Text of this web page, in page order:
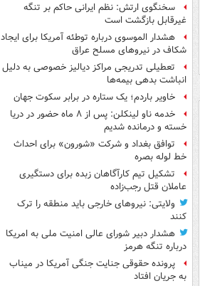
سخنگوی ارتش: نظم ایرانی حاکم بر تنگه
غیرقابل بازگشت است
هشدار الموسوی درباره توطئه آمریکا برای ایجاد
شکاف در نیروهای مسلح عراق
تعطیلی تدریجی مراکز دیالیز خصوصی به دلیل
انباشت بدهی بیمه‌ها
خاویر باردم؛ یک ستاره در برابر سکوت جهان
خدمه ناو لینکلن: پس از ۸ ماه حضور در دریا
خسته و درمانده‌ شدیم
توافق بغداد و شرکت «شورون» برای احداث
خط لوله بصره
تشکیل تیم کارآگاهان زبده برای دستگیری
عاملان قتل رجب‌زاده
ولایتی: نیروهای خارجی باید منطقه را ترک
کنند
هشدار دبیر شورای عالی امنیت ملی به امریکا
درباره تنگه هرمز
پرونده حقوقی جنایت جنگی آمریکا در میناب
به جریان افتاد